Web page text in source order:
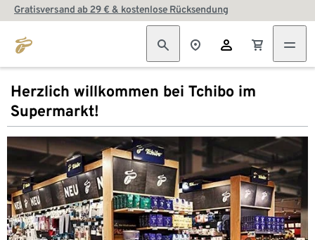
Gratisversand ab 29 € & kostenlose Rücksendung
Herzlich willkommen bei Tchibo im
Supermarkt!